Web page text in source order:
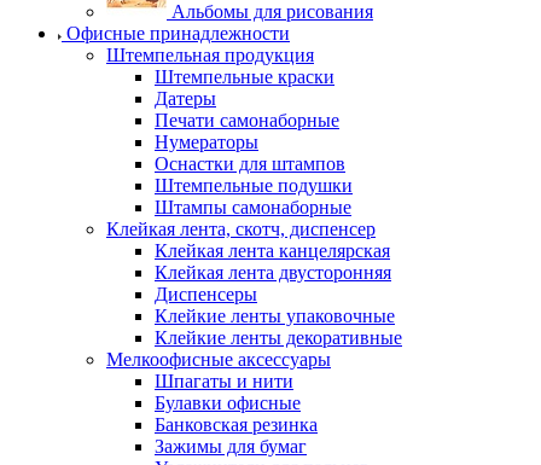
Альбомы для рисования
Офисные принадлежности
Штемпельная продукция
Штемпельные краски
Датеры
Печати самонаборные
Нумераторы
Оснастки для штампов
Штемпельные подушки
Штампы самонаборные
Клейкая лента, скотч, диспенсер
Клейкая лента канцелярская
Клейкая лента двусторонняя
Диспенсеры
Клейкие ленты упаковочные
Клейкие ленты декоративные
Мелкоофисные аксессуары
Шпагаты и нити
Булавки офисные
Банковская резинка
Зажимы для бумаг